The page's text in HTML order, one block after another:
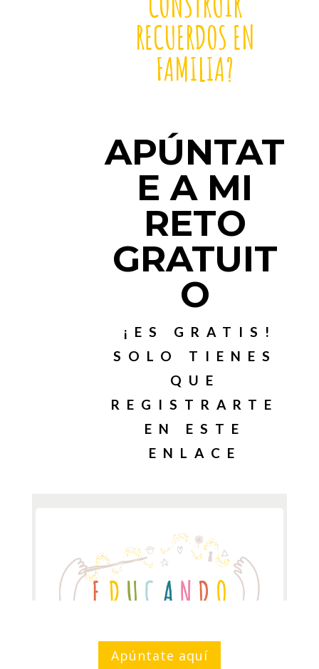
RECUERDOS EN
FAMILIA?
APÚNTAT
E A MI
RETO
GRATUIT
O
¡ES GRATIS!
SOLO TIENES
QUE
REGISTRARTE
EN ESTE
ENLACE
Apúntate aquí